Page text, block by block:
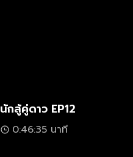
นักสู้คู่ดาว EP12
0:46:35 นาที